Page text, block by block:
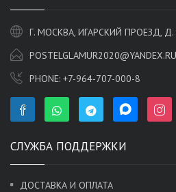
Г. МОСКВА, ИГАРСКИЙ ПРОЕЗД, Д.
POSTELGLAMUR2020@YANDEX.RU
PHONE: +7-964-707-000-8
СЛУЖБА ПОДДЕРЖКИ
ДОСТАВКА И ОПЛАТА